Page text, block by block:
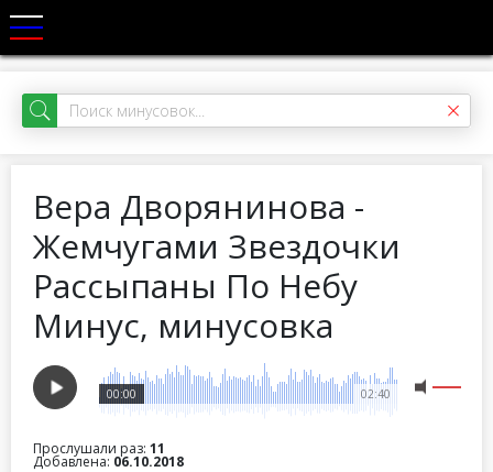
Вера Дворянинова -
Жемчугами Звездочки
Рассыпаны По Небу
Минус, минусовка
02:40
00:00
Прослушали раз: 11
Добавлена: 06.10.2018